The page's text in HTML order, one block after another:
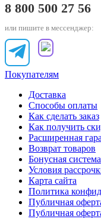
8 800 500 27 56
или пишите в мессенджер:
Покупателям
Доставка
Способы оплаты
Как сделать заказ
Как получить
Расширенная
Возврат товаров
Бонусная система
Условия
Карта сайта
Политика
Публичная
Публичная